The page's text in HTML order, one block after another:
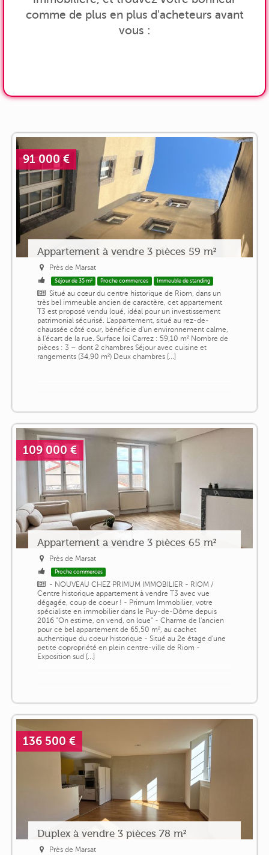
comme de plus en plus d'acheteurs avant
vous :
91 000 €
Appartement à vendre 3 pièces 59 m²
Près de Marsat
Séjour de 35 m² Proche commerces Immeuble de standing
Situé au cœur du centre historique de Riom, dans un
très bel immeuble ancien de caractère, cet appartement
T3 est proposé vendu loué, idéal pour un investissement
patrimonial sécurisé. L'appartement, situé au rez-de-
chaussée côté cour, bénéficie d'un environnement calme,
à l'écart de la rue. Surface loi Carrez : 59,10 m² Nombre de
pièces : 3 – dont 2 chambres Séjour avec cuisine et
rangements (34,90 m²) Deux chambres [...]
109 000 €
Appartement a vendre 3 pièces 65 m²
Près de Marsat
Proche commerces
- NOUVEAU CHEZ PRIMUM IMMOBILIER - RIOM /
Centre historique appartement à vendre T3 avec vue
dégagée, coup de coeur ! - Primum Immobilier, votre
spécialiste en immobilier dans le Puy-de-Dôme depuis
2016 "On estime, on vend, on loue" - Charme de l'ancien
pour ce bel appartement de 65,50 m², au cachet
authentique du coeur historique - Situé au 2e étage d'une
petite copropriété en plein centre-ville de Riom -
Exposition sud [...]
136 500 €
Duplex à vendre 3 pièces 78 m²
Près de Marsat